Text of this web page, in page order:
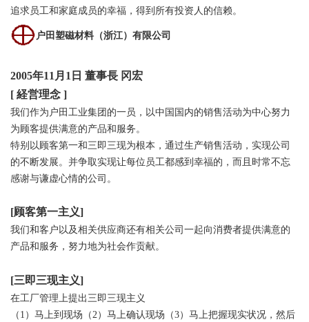
追求员工和家庭成员的幸福，得到所有投资人的信赖。
户田塑磁材料（浙江）有限公司
2005年11月1日 董事長 冈宏
[ 経営理念 ]
我们作为户田工业集团的一员，以中国国内的销售活动为中心努力
为顾客提供满意的产品和服务。
特别以顾客第一和三即三现为根本，通过生产销售活动，实现公司
的不断发展。并争取实现让每位员工都感到幸福的，而且时常不忘
感谢与谦虚心情的公司。
[顾客第一主义]
我们和客户以及相关供应商还有相关公司一起向消费者提供满意的
产品和服务，努力地为社会作贡献。
[三即三现主义]
在工厂管理上提出三即三现主义
（1）马上到现场（2）马上确认现场（3）马上把握现实状况，然后